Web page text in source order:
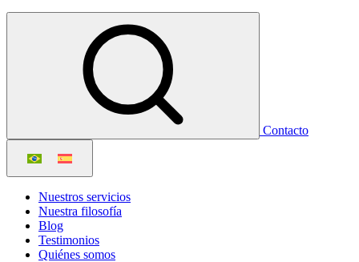
Contacto
Nuestros servicios
Nuestra filosofía
Blog
Testimonios
Quiénes somos